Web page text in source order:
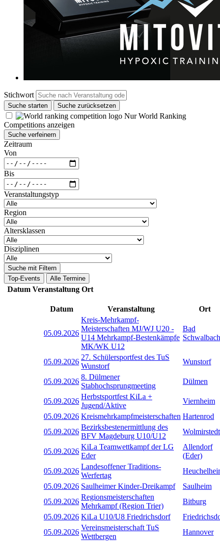
Stichwort
Suche starten Suche zurücksetzen
Nur World Ranking
Competitions anzeigen
Suche verfeinern
Zeitraum
Von
Bis
Veranstaltungstyp
Region
Altersklassen
Disziplinen
Suche mit Filtern
Top-Events
Alle Termine
Datum Veranstaltung Ort
Datum Veranstaltung Ort
05.09.2026
Kreis-Mehrkampf-
Meisterschaften MJ/WJ U20 -
U14 Mehrkampf-Bestenkämpfe
MK/WK U12
Bad
Schwalbach
05.09.2026
27. Schülersportfest des TuS
Wunstorf
Wunstorf
05.09.2026
8. Dülmener
Stabhochsprungmeeting
Dülmen
05.09.2026
Herbstsportfest KiLa +
Jugend/Aktive
Viernheim
05.09.2026 Kreismehrkampfmeisterschaften Hartenrod
05.09.2026
Bezirksbestenermittlung des
BFV Magdeburg U10/U12
Wolmirstedt
05.09.2026
KiLa Teamwettkampf der LG
Eder
Allendorf
(Eder)
05.09.2026
Landesoffener Traditions-
Werfertag
05.09.2026 Saulheimer Kinder-Dreikampf
Saulheim
05.09.2026
Regionsmeisterschaften
Mehrkampf (Region Trier)
Bitburg
05.09.2026 KiLa U10/U8 Friedrichsdorf
05.09.2026
Vereinsmeisterschaft TuS
Wettbergen
Hannover